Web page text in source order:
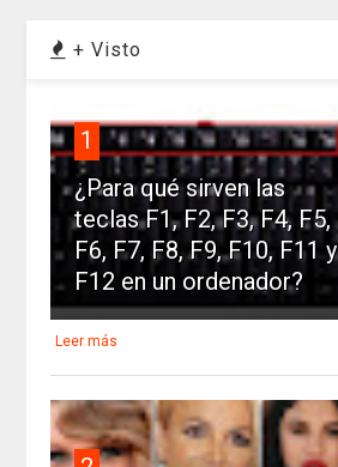
+ Visto
1
¿Para qué sirven las
teclas F1, F2, F3, F4, F5,
F6, F7, F8, F9, F10, F11 y
F12 en un ordenador?
Leer más